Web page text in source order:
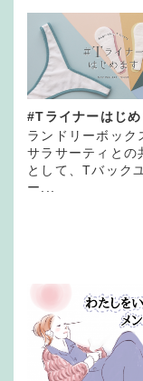
#Tライナーはじ
ランドリーボック
サラサーティとの
として、Tバック
ー...